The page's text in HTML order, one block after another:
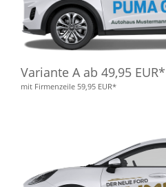
Variante A ab 49,95 EUR*
mit Firmenzeile 59,95 EUR*